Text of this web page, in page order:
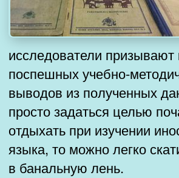
исследователи призывают
поспешных учебно-
выводов из полученных
просто задаться целью
отдыхать при изучении
языка, то можно легко
в банальную лень.